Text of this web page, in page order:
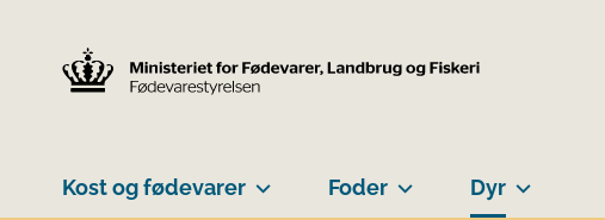
Kost og fødevarer Foder Dyr